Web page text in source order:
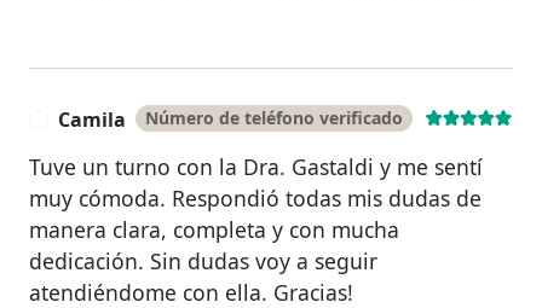
Camila Número de teléfono verificado
Tuve un turno con la Dra. Gastaldi y me sentí
muy cómoda. Respondió todas mis dudas de
manera clara, completa y con mucha
dedicación. Sin dudas voy a seguir
atendiéndome con ella. Gracias!